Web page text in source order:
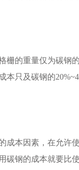
栅的重量仅为碳钢
本只及碳钢的
成本因素，在允许
碳钢的成本就要比